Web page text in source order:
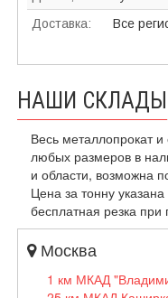
Доставка:
Все
НАШИ СКЛАДЫ
Весь металлопрокат
любых размеров в
и области, возможна
Цена за тонну
бесплатная резка при
Москва
1 км МКАД